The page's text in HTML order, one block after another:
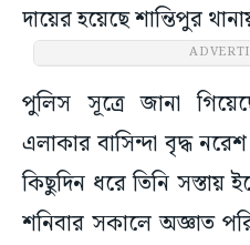
দায়ের হয়েছে শান্তিপুর
পুলিস সূত্রে জানা
এলাকার বাসিন্দা বৃদ্ধ
কিছুদিন ধরে তিনি
শনিবার সকালে অজ্ঞাত